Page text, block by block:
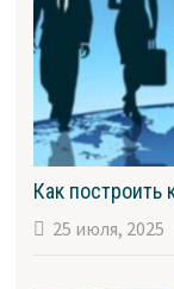
Как построить
25 июля, 2025